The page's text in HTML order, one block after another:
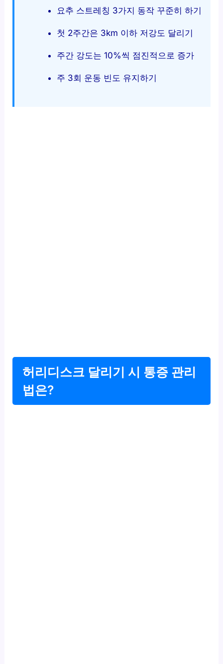
요추 스트레칭 3가지 동작 꾸준히 하기
첫 2주간은 3km 이하 저강도 달리기
주간 강도는 10%씩 점진적으로 증가
주 3회 운동 빈도 유지하기
허리디스크 달리기 시 통증 관리
법은?